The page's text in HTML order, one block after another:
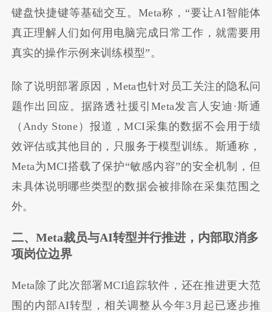
键盘快捷键等基础交互。Meta称，“要让AI智能体
真正理解人们如何用电脑完成日常工作，就需要用
真实的操作示例来训练模型”。
除了说明部署原因，Meta也针对员工关注的隐私问
题作出回应。据路透社援引Meta发言人安迪·斯通
（Andy Stone）报道，MCI采集的数据不会用于绩
效评估或其他目的，只服务于模型训练。斯通称，
Meta为MCI搭载了保护“敏感内容”的安全机制，但
未具体说明哪些类型的数据会被排除在采集范围之
外。
二、Meta裁员与AI转型并行推进，内部取消多
项岗位边界
Meta除了此次部署MCI追踪软件，还在推进更大范
围的内部AI转型，相关调整从今年3月起已逐步推